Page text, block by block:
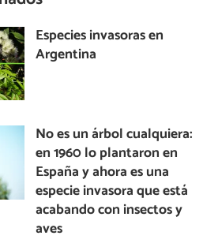
Especies invasoras en
Argentina
No es un árbol cualquiera:
en 1960 lo plantaron en
España y ahora es una
especie invasora que está
acabando con insectos y
aves